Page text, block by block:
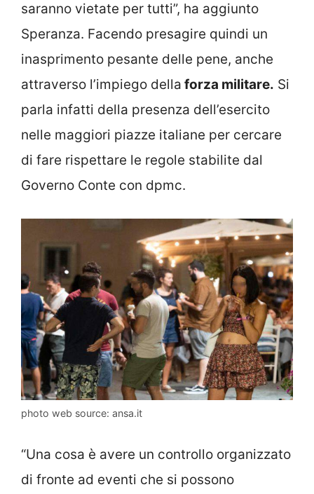
saranno vietate per tutti”, ha aggiunto
Speranza. Facendo presagire quindi un
inasprimento pesante delle pene, anche
attraverso l’impiego della forza militare. Si
parla infatti della presenza dell’esercito
nelle maggiori piazze italiane per cercare
di fare rispettare le regole stabilite dal
Governo Conte con dpmc.
photo web source: ansa.it
“Una cosa è avere un controllo organizzato
di fronte ad eventi che si possono